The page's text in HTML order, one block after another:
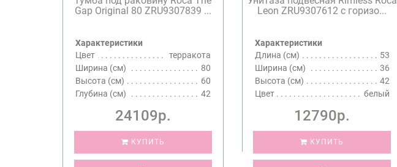
Gap Original 80 ZRU9307839 ...
Характеристики
Цвет
терракота
Ширина (см)
80
Высота (см)
60
Глубина (см)
42
24109р.
КУПИТЬ
Leon ZRU9307612 с горизо...
Характеристики
Длина (см)
53
Ширина (см)
36
Высота (см)
42
Цвет
белый
12790р.
КУПИТЬ